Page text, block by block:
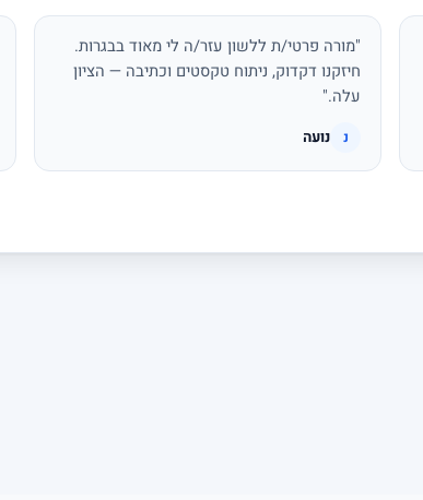
"מורה פרטי/ת ללשון עזר/ה לי מאוד בבגרות.
חיזקנו דקדוק, ניתוח טקסטים וכתיבה — הציון
עלה."
נ נועה